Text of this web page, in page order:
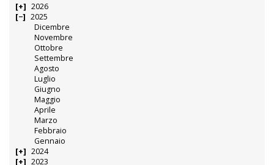
2026
2025
Dicembre
Novembre
Ottobre
Settembre
Agosto
Luglio
Giugno
Maggio
Aprile
Marzo
Febbraio
Gennaio
2024
2023